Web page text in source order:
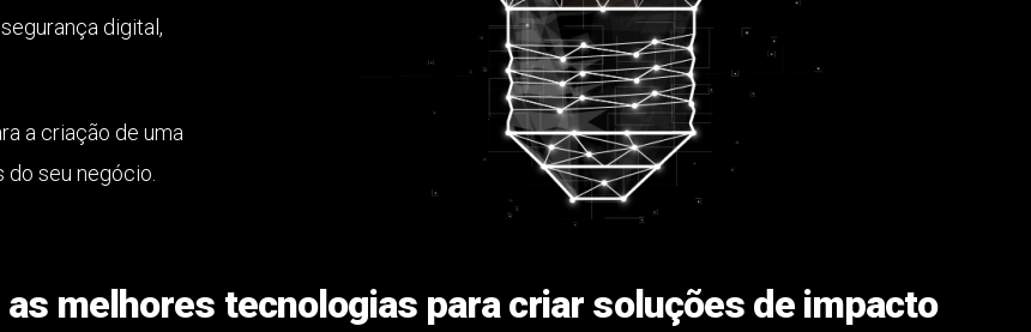
digital,
a criação de uma
seu negócio.
melhores tecnologias para criar soluções de impacto